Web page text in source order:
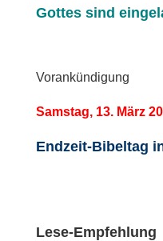
Gottes sind
Vorankündigung
Samstag, 13. März
Endzeit-Bibeltag
Lese-Empfehlung